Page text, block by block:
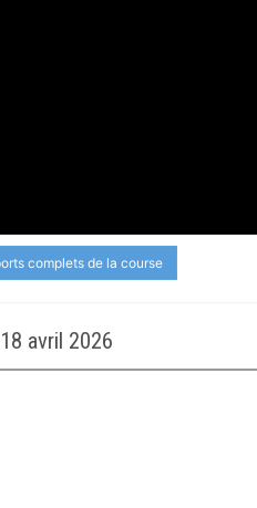
complets de la course
avril 2026